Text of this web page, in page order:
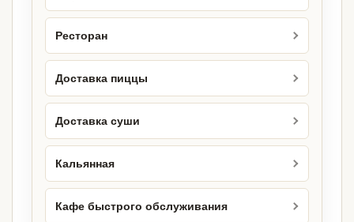
Ресторан
Доставка пиццы
Доставка суши
Кальянная
Кафе быстрого обслуживания